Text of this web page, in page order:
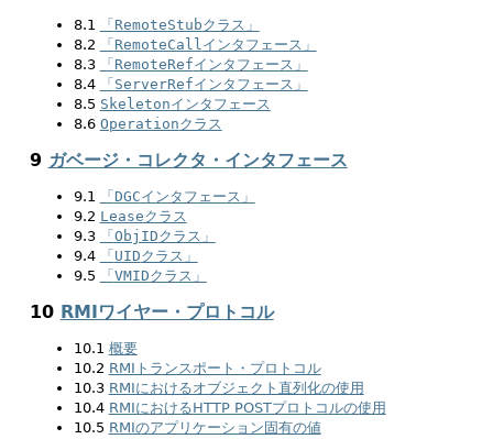
8.1 「 RemoteStubクラス」
8.2
「 RemoteCallインタフェース」
8.3
「 RemoteRefインタフェース」
8.4
「 ServerRefインタフェース」
8.5 Skeletonインタフェース
8.6 Operationクラス
9 ガベージ・コレクタ・インタフェース
9.1 「 DGCインタフェース」
9.2 Leaseクラス
9.3
「 ObjIDクラス」
9.4
「 UIDクラス」
9.5
「 VMIDクラス」
10 RMIワイヤー・プロトコル
10.1 概要
10.2 RMIトランスポート・プロトコル
10.3 RMIにおけるオブジェクト直列化の使用
10.4 RMIにおけるHTTP POSTプロトコルの使用
10.5 RMIのアプリケーション固有の値